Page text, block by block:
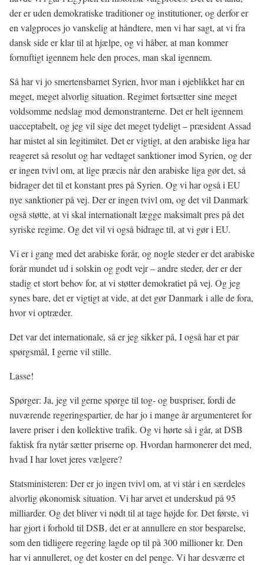
der er uden demokratiske traditioner og institutioner, og derfor er
en valgproces jo vanskelig at håndtere, men vi har sagt, at vi fra
dansk side er klar til at hjælpe, og vi håber, at man kommer
fornuftigt igennem hele den proces, man skal igennem.
Så har vi jo smertensbarnet Syrien, hvor man i øjeblikket har en
meget, meget alvorlig situation. Regimet fortsætter sine meget
voldsomme nedslag mod demonstranterne. Det er helt igennem
uacceptabelt, og jeg vil sige det meget tydeligt – præsident Assad
har mistet al sin legitimitet. Det er vigtigt, at den arabiske liga har
reageret så resolut og har vedtaget sanktioner imod Syrien, og der
er ingen tvivl om, at lige præcis når den arabiske liga gør det, så
bidrager det til et konstant pres på Syrien. Og vi har også i EU
nye sanktioner på vej. Der er ingen tvivl om, og det vil Danmark
også støtte, at vi skal internationalt lægge maksimalt pres på det
syriske regime. Og det vil vi også bidrage til, at vi gør i EU.
Vi er i gang med det arabiske forår, og nogle steder er det arabiske
forår mundet ud i solskin og godt vejr – andre steder, der er der
stadig et stort behov for, at vi støtter demokratiet på vej. Og jeg
synes bare, det er vigtigt at vide, at det gør Danmark i alle de fora,
hvor vi optræder.
Det var det internationale, så er jeg sikker på, I også har et par
spørgsmål, I gerne vil stille.
Lasse!
Spørger: Ja, jeg vil gerne spørge til tog- og buspriser, fordi de
nuværende regeringspartier, de har jo i mange år argumenteret for
lavere priser i den kollektive trafik. Og vi hørte så i går, at DSB
faktisk fra nytår sætter priserne op. Hvordan harmonerer det med,
hvad I har lovet jeres vælgere?
Statsministeren: Der er jo ingen tvivl om, at vi står i en særdeles
alvorlig økonomisk situation. Vi har arvet et underskud på 95
milliarder. Og det bliver vi nødt til at tage højde for. Det første, vi
har gjort i forhold til DSB, det er at annullere en stor besparelse,
som den tidligere regering lagde op til på 300 millioner kr. Den
har vi annulleret, og det koster en del penge. Vi har desværre et